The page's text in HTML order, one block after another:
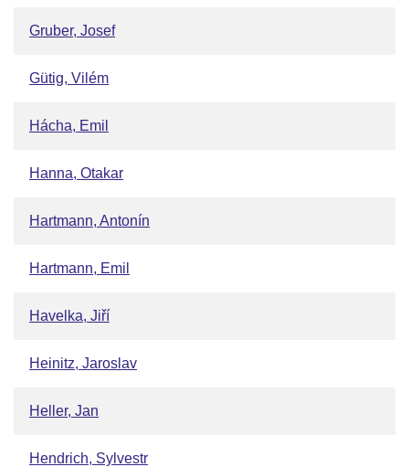
Gruber, Josef
Gütig, Vilém
Hácha, Emil
Hanna, Otakar
Hartmann, Antonín
Hartmann, Emil
Havelka, Jiří
Heinitz, Jaroslav
Heller, Jan
Hendrich, Sylvestr